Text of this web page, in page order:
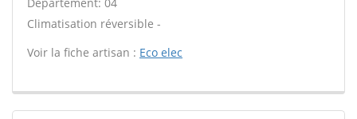
Climatisation réversible -
Voir la fiche artisan : Eco elec